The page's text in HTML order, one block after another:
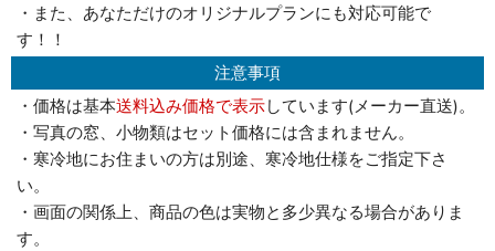
・また、あなただけのオリジナルプランにも対応可能で
す！！
注意事項
・価格は基本送料込み価格で表示しています(メーカー直送)。
・写真の窓、小物類はセット価格には含まれません。
・寒冷地にお住まいの方は別途、寒冷地仕様をご指定下さ
い。
・画面の関係上、商品の色は実物と多少異なる場合がありま
す。